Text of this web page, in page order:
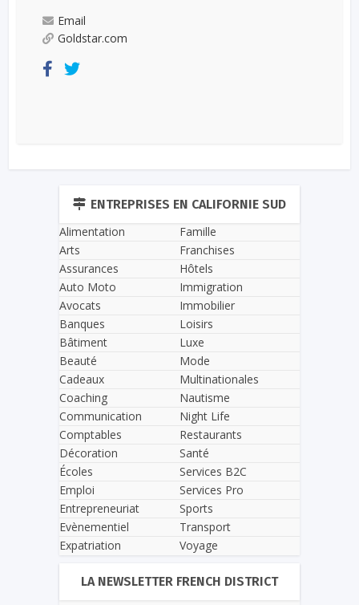
Email
Goldstar.com
ENTREPRISES EN CALIFORNIE SUD
Alimentation
Arts
Assurances
Auto Moto
Avocats
Banques
Bâtiment
Beauté
Cadeaux
Coaching
Communication
Comptables
Décoration
Écoles
Emploi
Entrepreneuriat
Evènementiel
Expatriation
Famille
Franchises
Hôtels
Immigration
Immobilier
Loisirs
Luxe
Mode
Multinationales
Nautisme
Night Life
Restaurants
Santé
Services B2C
Services Pro
Sports
Transport
Voyage
LA NEWSLETTER FRENCH DISTRICT